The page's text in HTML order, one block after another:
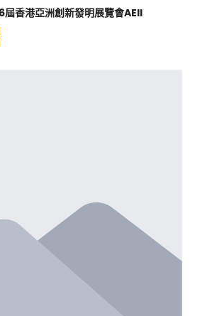
屆香港亞洲創新發明展覽會AEII